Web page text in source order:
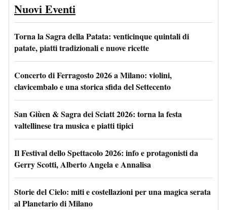
Nuovi Eventi
Torna la Sagra della Patata: venticinque quintali di
patate, piatti tradizionali e nuove ricette
Concerto di Ferragosto 2026 a Milano: violini,
clavicembalo e una storica sfida del Settecento
San Giùen & Sagra dei Sciatt 2026: torna la festa
valtellinese tra musica e piatti tipici
Il Festival dello Spettacolo 2026: info e protagonisti da
Gerry Scotti, Alberto Angela e Annalisa
Storie del Cielo: miti e costellazioni per una magica serata
al Planetario di Milano